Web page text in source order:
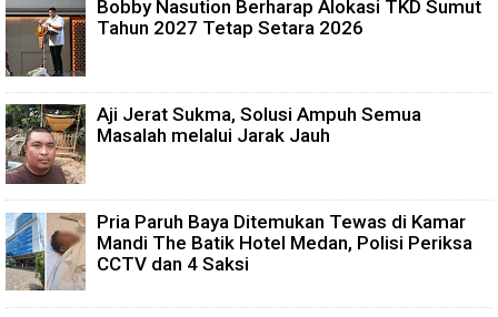
Bobby Nasution Berharap Alokasi TKD Sumut
Tahun 2027 Tetap Setara 2026
Aji Jerat Sukma, Solusi Ampuh Semua
Masalah melalui Jarak Jauh
Pria Paruh Baya Ditemukan Tewas di Kamar
Mandi The Batik Hotel Medan, Polisi Periksa
CCTV dan 4 Saksi